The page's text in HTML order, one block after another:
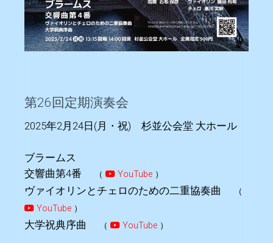
第26回定期演奏会
2025年2月24日(月・祝) 杉並公会堂 大ホール
ブラームス
交響曲第4番
（ YouTube ）
ヴァイオリンとチェロのための二重協奏曲
（
YouTube ）
大学祝典序曲 （ YouTube ）